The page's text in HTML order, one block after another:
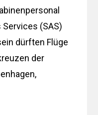
(SAS)
dürften Flüge
der